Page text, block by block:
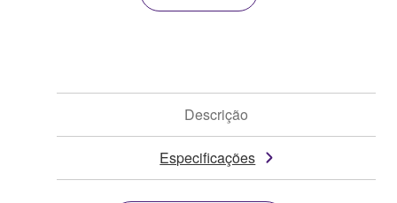
Descrição
Especificações